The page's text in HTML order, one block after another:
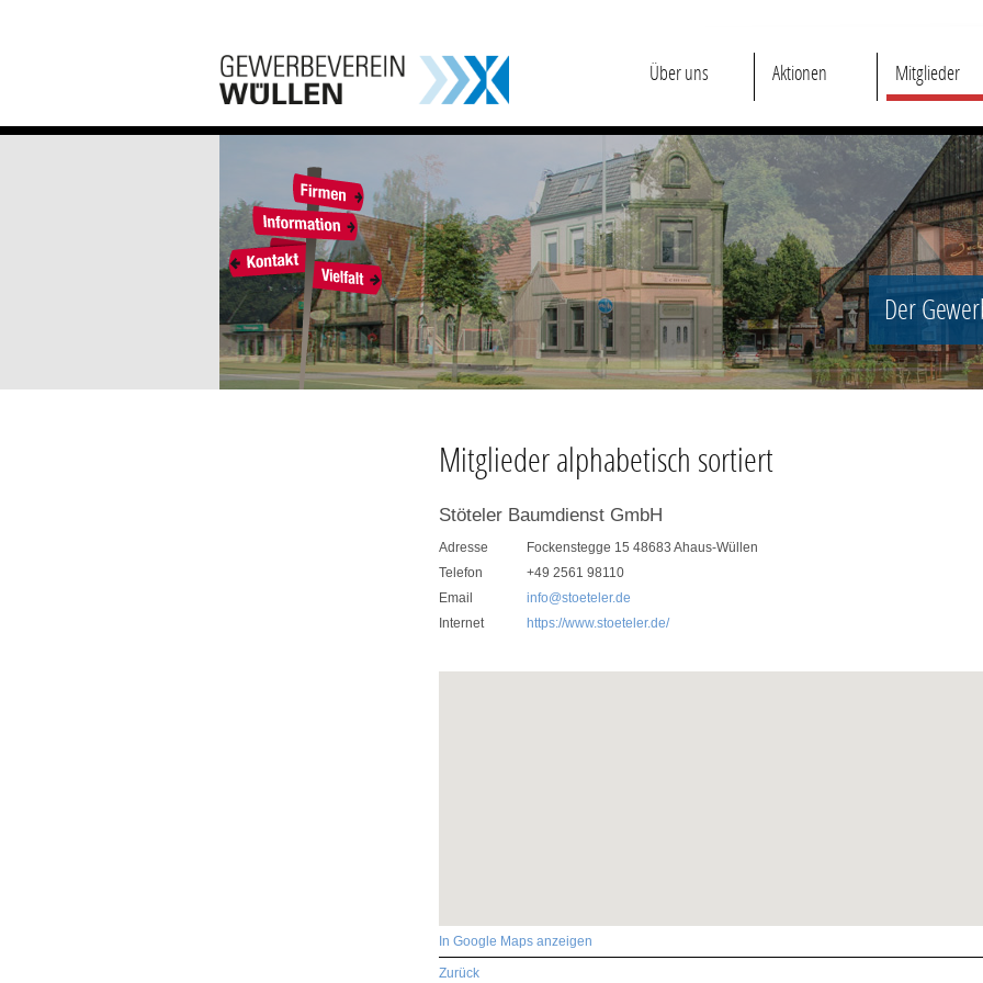
Über uns Aktionen Mitglieder
Der
Mitglieder alphabetisch sortiert
Stöteler Baumdienst GmbH
Adresse
Fockenstegge 15 48683 Ahaus-Wüllen
Telefon
+49 2561 98110
Email
info@stoeteler.de
Internet
https://www.stoeteler.de/
In Google Maps anzeigen
Zurück